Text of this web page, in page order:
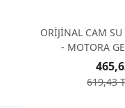
ORİJİNAL CAM
- MOTORA
619,43